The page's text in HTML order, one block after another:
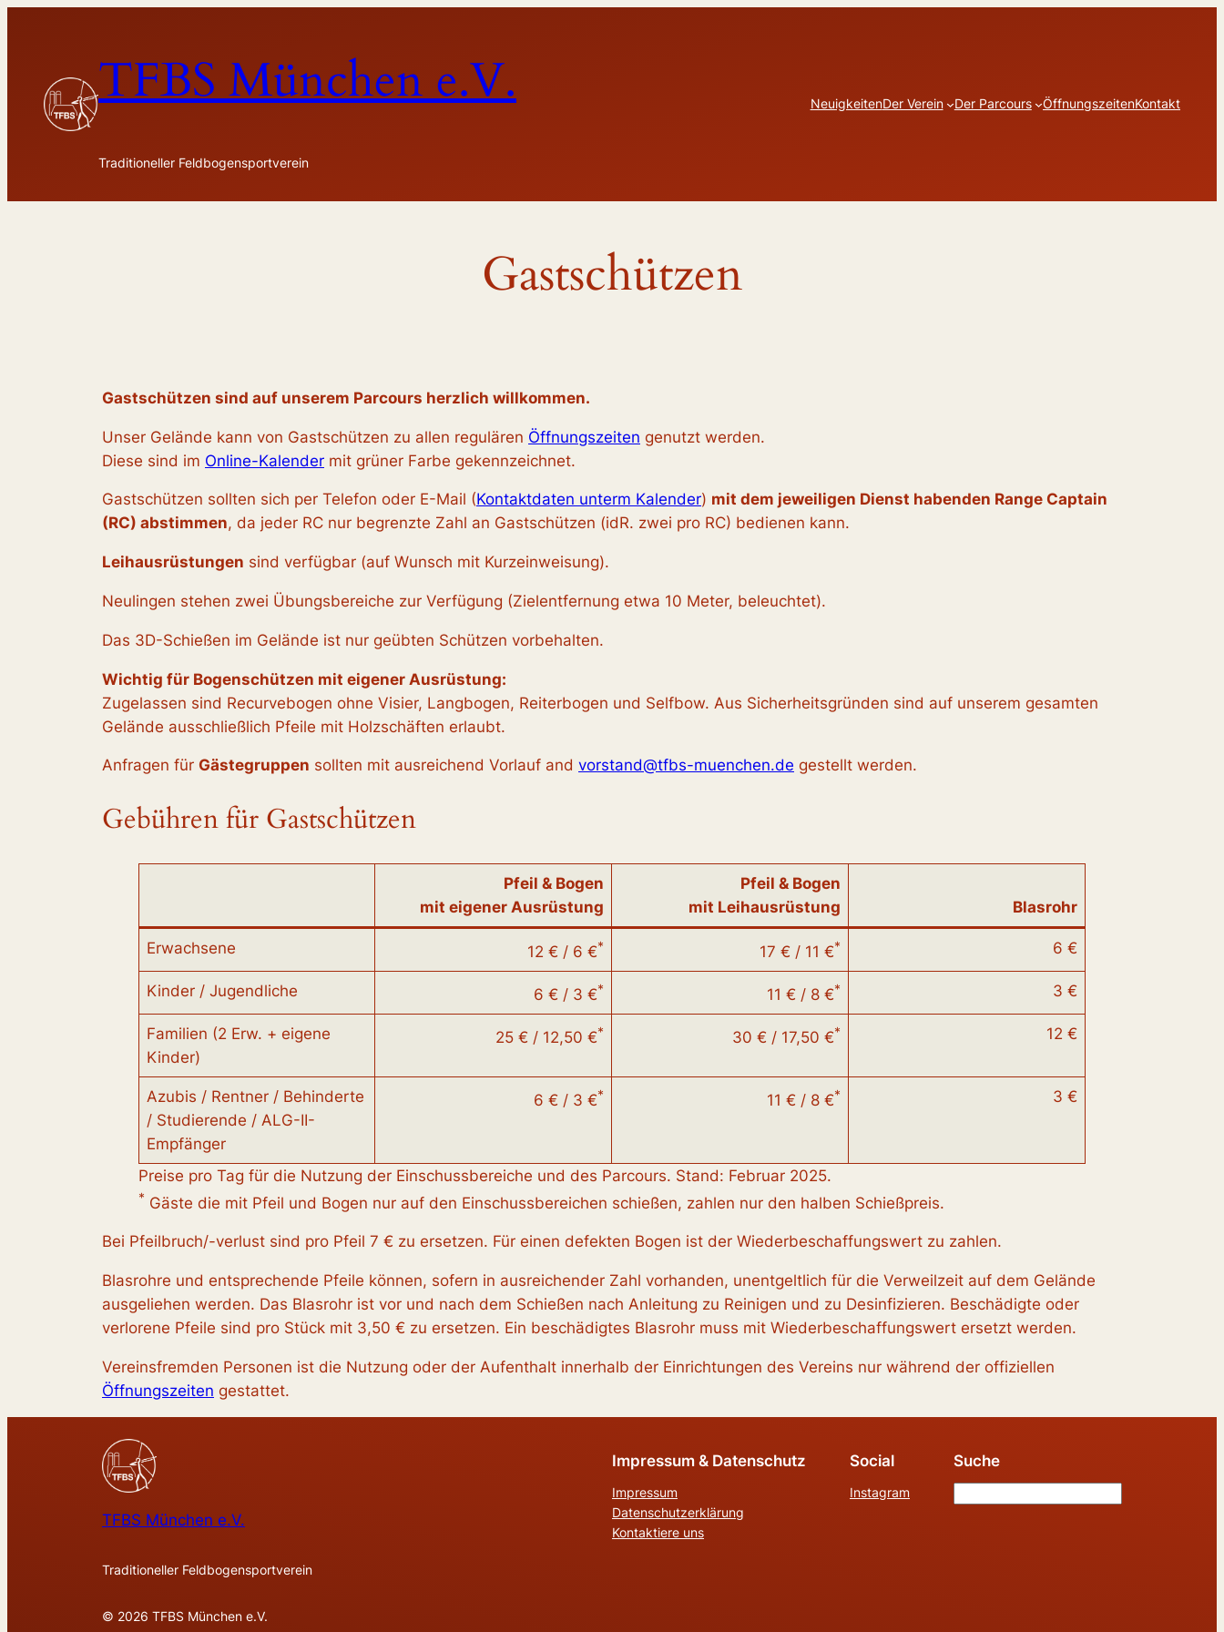
TFBS München e.V.
Traditioneller Feldbogensportverein
NeuigkeitenDer Verein Der Parcours ÖffnungszeitenKontakt
Gastschützen
Gastschützen sind auf unserem Parcours herzlich willkommen.
Unser Gelände kann von Gastschützen zu allen regulären Öffnungszeiten genutzt werden.
Diese sind im Online-Kalender mit grüner Farbe gekennzeichnet.
Gastschützen sollten sich per Telefon oder E-Mail (Kontaktdaten unterm Kalender) mit dem jeweiligen Dienst habenden Range Captain
(RC) abstimmen, da jeder RC nur begrenzte Zahl an Gastschützen (idR. zwei pro RC) bedienen kann.
Leihausrüstungen sind verfügbar (auf Wunsch mit Kurzeinweisung).
Neulingen stehen zwei Übungsbereiche zur Verfügung (Zielentfernung etwa 10 Meter, beleuchtet).
Das 3D-Schießen im Gelände ist nur geübten Schützen vorbehalten.
Wichtig für Bogenschützen mit eigener Ausrüstung:
Zugelassen sind Recurvebogen ohne Visier, Langbogen, Reiterbogen und Selfbow. Aus Sicherheitsgründen sind auf unserem gesamten
Gelände ausschließlich Pfeile mit Holzschäften erlaubt.
Anfragen für Gästegruppen sollten mit ausreichend Vorlauf and vorstand@tfbs-muenchen.de gestellt werden.
Gebühren für Gastschützen
Pfeil & Bogen
mit eigener Ausrüstung
Pfeil & Bogen
mit Leihausrüstung
Blasrohr
Erwachsene 12 € / 6 €* 17 € / 11 €* 6 €
Kinder / Jugendliche 6 € / 3 €* 11 € / 8 €* 3 €
Familien (2 Erw. + eigene
Kinder)
25 € / 12,50 €* 30 € / 17,50 €* 12 €
Azubis / Rentner / Behinderte
/ Studierende / ALG-II-
Empfänger
6 € / 3 €* 11 € / 8 €* 3 €
Preise pro Tag für die Nutzung der Einschussbereiche und des Parcours. Stand: Februar 2025.
* Gäste die mit Pfeil und Bogen nur auf den Einschussbereichen schießen, zahlen nur den halben Schießpreis.
Bei Pfeilbruch/-verlust sind pro Pfeil 7 € zu ersetzen. Für einen defekten Bogen ist der Wiederbeschaffungswert zu zahlen.
Blasrohre und entsprechende Pfeile können, sofern in ausreichender Zahl vorhanden, unentgeltlich für die Verweilzeit auf dem Gelände
ausgeliehen werden. Das Blasrohr ist vor und nach dem Schießen nach Anleitung zu Reinigen und zu Desinfizieren. Beschädigte oder
verlorene Pfeile sind pro Stück mit 3,50 € zu ersetzen. Ein beschädigtes Blasrohr muss mit Wiederbeschaffungswert ersetzt werden.
Vereinsfremden Personen ist die Nutzung oder der Aufenthalt innerhalb der Einrichtungen des Vereins nur während der offiziellen
Öffnungszeiten gestattet.
TFBS München e.V.
Traditioneller Feldbogensportverein
© 2026 TFBS München e.V.
Impressum & Datenschutz
Impressum
Datenschutzerklärung
Kontaktiere uns
Social
Instagram
Suche